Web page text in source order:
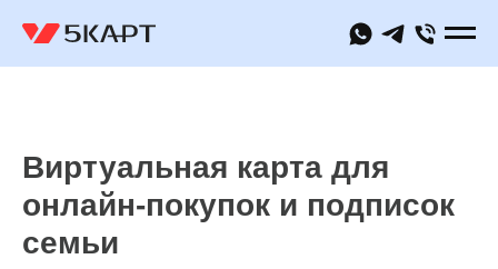
Виртуальная карта для
онлайн-покупок и подписок
семьи